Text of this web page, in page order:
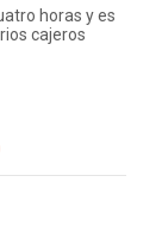
horas y es
cajeros